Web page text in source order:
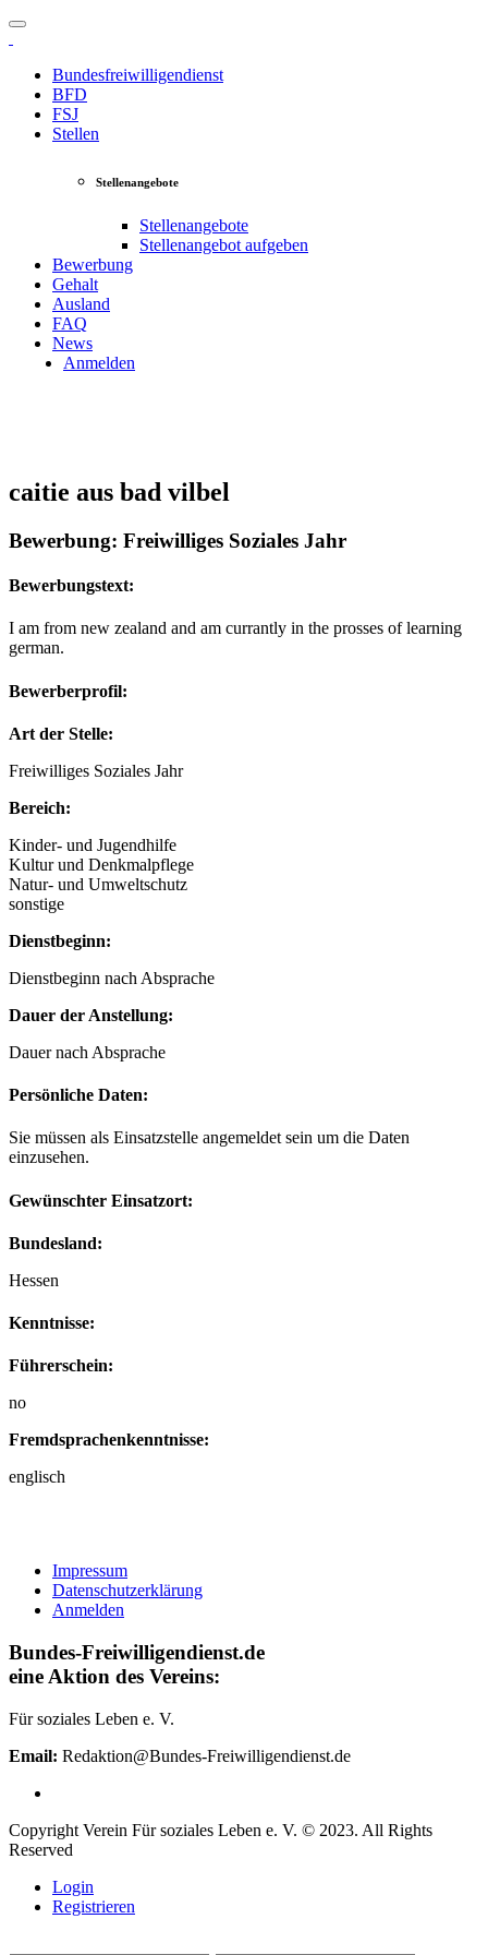
Bundesfreiwilligendienst
BFD
FSJ
Stellen
Stellenangebote
Stellenangebote
Stellenangebot aufgeben
Bewerbung
Gehalt
Ausland
FAQ
News
Anmelden
caitie aus bad vilbel
Bewerbung: Freiwilliges Soziales Jahr
Bewerbungstext:
I am from new zealand and am currantly in the prosses of learning
german.
Bewerberprofil:
Art der Stelle:
Freiwilliges Soziales Jahr
Bereich:
Kinder- und Jugendhilfe
Kultur und Denkmalpflege
Natur- und Umweltschutz
sonstige
Dienstbeginn:
Dienstbeginn nach Absprache
Dauer der Anstellung:
Dauer nach Absprache
Persönliche Daten:
Sie müssen als Einsatzstelle angemeldet sein um die Daten
einzusehen.
Gewünschter Einsatzort:
Bundesland:
Hessen
Kenntnisse:
Führerschein:
no
Fremdsprachenkenntnisse:
englisch
Impressum
Datenschutzerklärung
Anmelden
Bundes-Freiwilligendienst.de
eine Aktion des Vereins:
Für soziales Leben e. V.
Email: Redaktion@Bundes-Freiwilligendienst.de
Copyright Verein Für soziales Leben e. V. © 2023. All Rights
Reserved
Login
Registrieren